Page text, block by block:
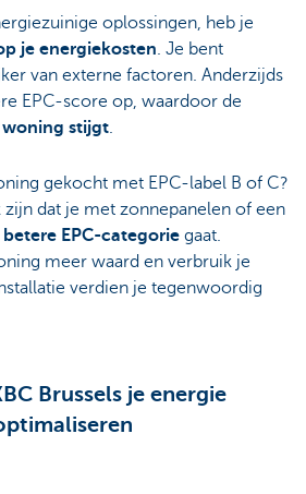
oplossingen, heb je
je energiekosten. Je bent
van externe factoren. Anderzijds
EPC-score op, waardoor de
woning stijgt.
gekocht met EPC-label B of C?
zijn dat je met zonnepanelen of een
betere EPC-categorie gaat.
meer waard en verbruik je
verdien je tegenwoordig
Brussels je energie